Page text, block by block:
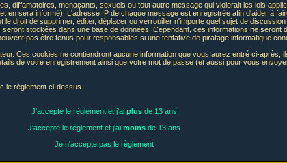
diffamatoires, menaçants, sexuels ou tout autre message qui violerait les lois
en sera informé). L'adresse IP de chaque message est enregistrée afin d'aider à
droit de supprimer, éditer, déplacer ou verrouiller n'importe quel sujet de
stockées dans une base de données. Cependant, ces informations ne seront
pas être tenus pour responsables si une tentative de piratage informatique
Ces cookies ne contiendront aucune information que vous aurez entré ci-après,
de votre enregistrement ainsi que votre mot de passe (et aussi pour vous
le règlement ci-dessus.
J'accepte le règlement et j'ai plusde 13 ans
J'accepte le règlement et j'ai moinsde 13 ans
Je n'accepte pas le règlement